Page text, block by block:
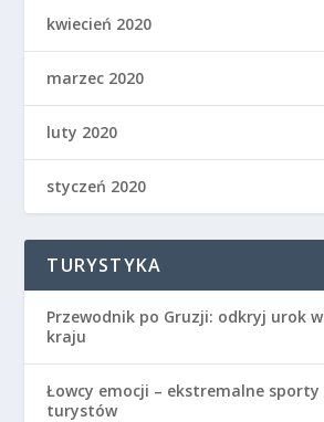
kwiecień 2020
marzec 2020
luty 2020
styczeń 2020
TURYSTYKA
Przewodnik po Gruzji: odkryj urok
kraju
Łowcy emocji – ekstremalne sporty
turystów